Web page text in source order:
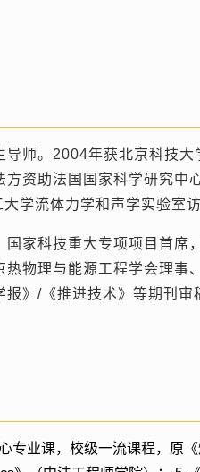
师。 2004年获北京科技大
方资助法国国家科学研究中
学流体力学和声学实验室访
家科技重大专项项目首
物理与能源工程学会理事
报》 / 《推进技术》等期刊
专业课，校级一流课程，原